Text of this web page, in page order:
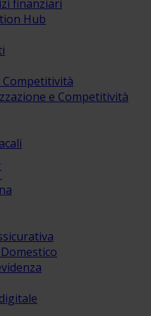
finanziari
Hub
e Competitività